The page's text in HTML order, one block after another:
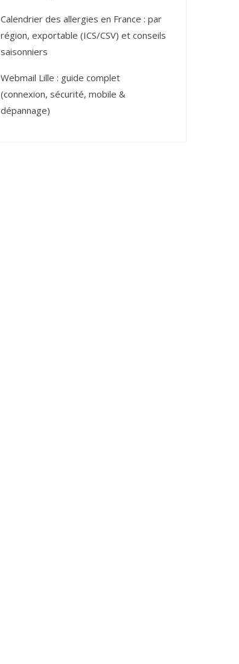
Calendrier des allergies en France : par
région, exportable (ICS/CSV) et conseils
saisonniers
Webmail Lille : guide complet
(connexion, sécurité, mobile &
dépannage)